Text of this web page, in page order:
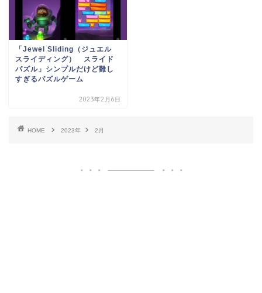
「Jewel Sliding（ジュエル
スライディング） スライド
パズル」シンプルだけど難し
すぎるパズルゲーム
2023年2月6日
HOME 2023年 2月